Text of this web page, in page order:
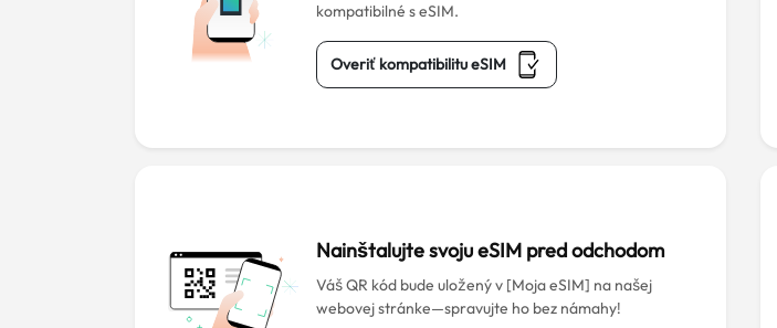
kompatibilné s eSIM.
Overiť kompatibilitu eSIM
Nainštalujte svoju eSIM pred odchodom
Váš QR kód bude uložený v [Moja eSIM] na našej
webovej stránke—spravujte ho bez námahy!